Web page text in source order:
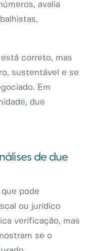
avalia
correto, mas
sustentável e se
Em
due
de due
pode
ou jurídico
verificação, mas
se o